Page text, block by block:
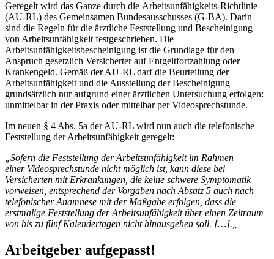
Geregelt wird das Ganze durch die Arbeitsunfähigkeits-Richtlinie
(AU-RL) des Gemeinsamen Bundesausschusses (G-BA). Darin
sind die Regeln für die ärztliche Feststellung und Bescheinigung
von Arbeitsunfähigkeit festgeschrieben. Die
Arbeitsunfähigkeitsbescheinigung ist die Grundlage für den
Anspruch gesetzlich Versicherter auf Entgeltfortzahlung oder
Krankengeld. Gemäß der AU-RL darf die Beurteilung der
Arbeitsunfähigkeit und die Ausstellung der Bescheinigung
grundsätzlich nur aufgrund einer ärztlichen Untersuchung erfolgen:
unmittelbar in der Praxis oder mittelbar per Videosprechstunde.
Im neuen § 4 Abs. 5a der AU-RL wird nun auch die telefonische
Feststellung der Arbeitsunfähigkeit geregelt:
„Sofern die Feststellung der Arbeitsunfähigkeit im Rahmen
einer Videosprechstunde nicht möglich ist, kann diese bei
Versicherten mit Erkrankungen, die keine schwere Symptomatik
vorweisen, entsprechend der Vorgaben nach Absatz 5 auch nach
telefonischer Anamnese mit der Maßgabe erfolgen, dass die
erstmalige Feststellung der Arbeitsunfähigkeit über einen Zeitraum
von bis zu fünf Kalendertagen nicht hinausgehen soll. […].„
Arbeitgeber aufgepasst!